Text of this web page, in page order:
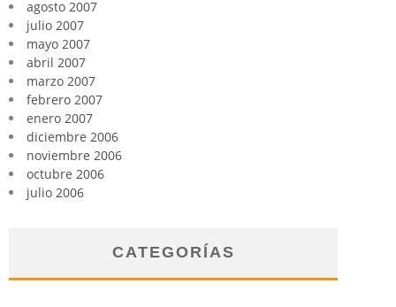
agosto 2007
julio 2007
mayo 2007
abril 2007
marzo 2007
febrero 2007
enero 2007
diciembre 2006
noviembre 2006
octubre 2006
julio 2006
CATEGORÍAS